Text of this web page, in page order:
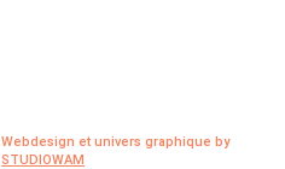
Webdesign et univers graphique by
STUDIOWAM